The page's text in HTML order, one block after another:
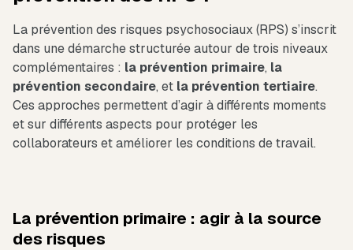
La prévention des risques psychosociaux (RPS) s’inscrit
dans une démarche structurée autour de trois niveaux
complémentaires : la prévention primaire, la
prévention secondaire, et la prévention tertiaire.
Ces approches permettent d’agir à différents moments
et sur différents aspects pour protéger les
collaborateurs et améliorer les conditions de travail.
La prévention primaire : agir à la source
des risques